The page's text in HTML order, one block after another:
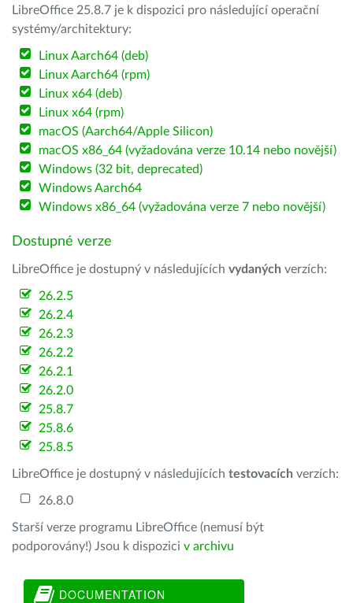
LibreOffice 25.8.7 je k dispozici pro následující operační
systémy/architektury:
Linux Aarch64 (deb)
Linux Aarch64 (rpm)
Linux x64 (deb)
Linux x64 (rpm)
macOS (Aarch64/Apple Silicon)
macOS x86_64 (vyžadována verze 10.14 nebo novější)
Windows (32 bit, deprecated)
Windows Aarch64
Windows x86_64 (vyžadována verze 7 nebo novější)
Dostupné verze
LibreOffice je dostupný v následujících vydaných verzích:
26.2.5
26.2.4
26.2.3
26.2.2
26.2.1
26.2.0
25.8.7
25.8.6
25.8.5
LibreOffice je dostupný v následujících testovacích verzích:
26.8.0
Starší verze programu LibreOffice (nemusí být
podporovány!) Jsou k dispozici v archivu
DOCUMENTATION